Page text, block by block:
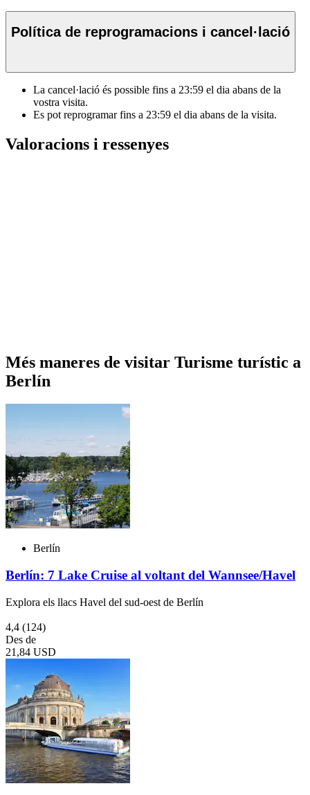
Política de reprogramacions i cancel·lació
La cancel·lació és possible fins a 23:59 el dia abans de la
vostra visita.
Es pot reprogramar fins a 23:59 el dia abans de la visita.
Valoracions i ressenyes
Més maneres de visitar Turisme turístic a
Berlín
Berlín
Berlín: 7 Lake Cruise al voltant del Wannsee/Havel
Explora els llacs Havel del sud-oest de Berlín
4,4 (124)
Des de
21,84 USD